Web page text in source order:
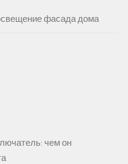
фасада дома
чем он